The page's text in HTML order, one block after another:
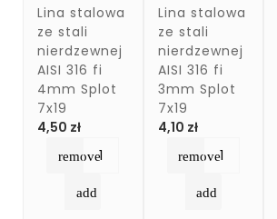
Lina stalowa
ze stali
nierdzewnej
AISI 316 fi
4mm Splot
7x19
4,50 złCena
remove
add
Lina stalowa
ze stali
nierdzewnej
AISI 316 fi
3mm Splot
7x19
4,10 złCena
remove
add